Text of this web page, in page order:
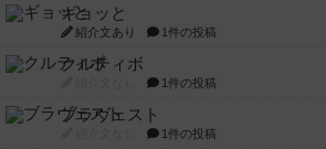
ギョッと
紹介文あり 1件の投稿
クルティボ
1件の投稿
ブラヴェスト
1件の投稿